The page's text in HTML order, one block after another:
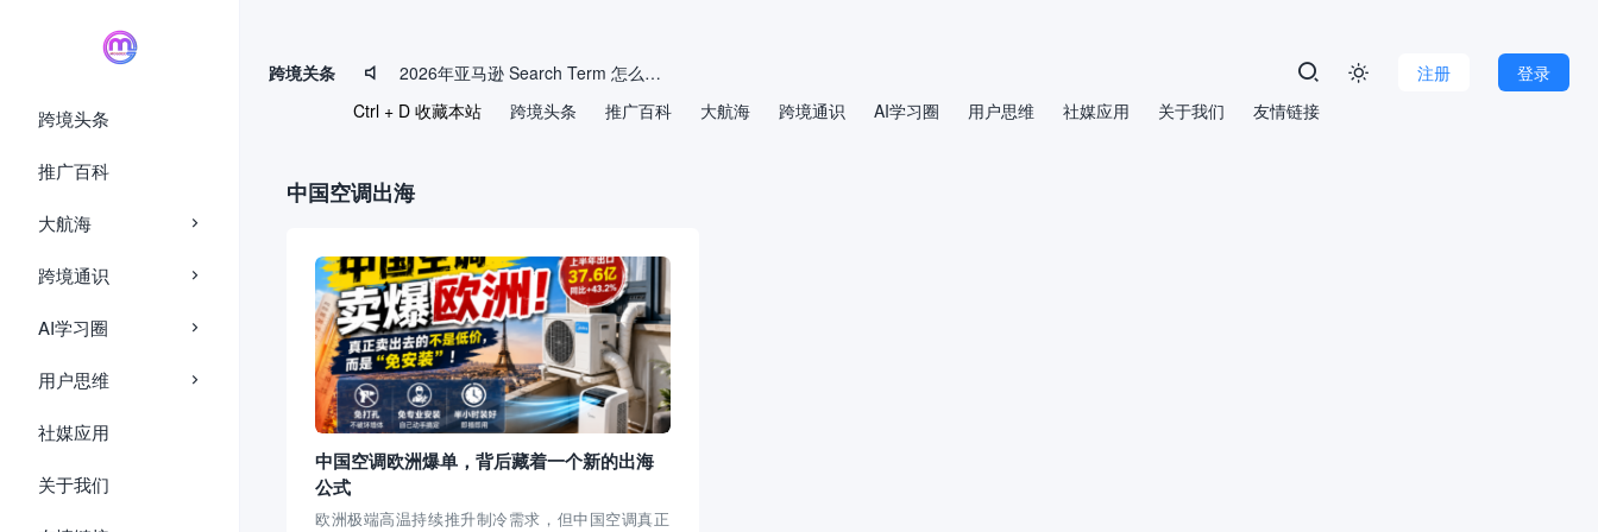
跨境头条
推广百科
大航海
跨境通识
AI学习圈
用户思维
社媒应用
关于我们
跨境关条 
2026年亚马逊 Search Term 怎么填？别再把后台关键词当“垃圾桶”
拒绝无效精准词！三步教你重构亚马逊广告的“导弹基地”
电动自行车卖家注意：美国加州限速红线正在收紧
登录
注册

跨境头条 推广百科 大航海 跨境通识 AI学习圈 用户思维 社媒应用 关于我们 友情链接
Ctrl + D 收藏本站
中国空调出海
中国空调欧洲爆单，背后藏着一个新的出海
公式
欧洲极端高温持续推升制冷需求，但中国空调真正